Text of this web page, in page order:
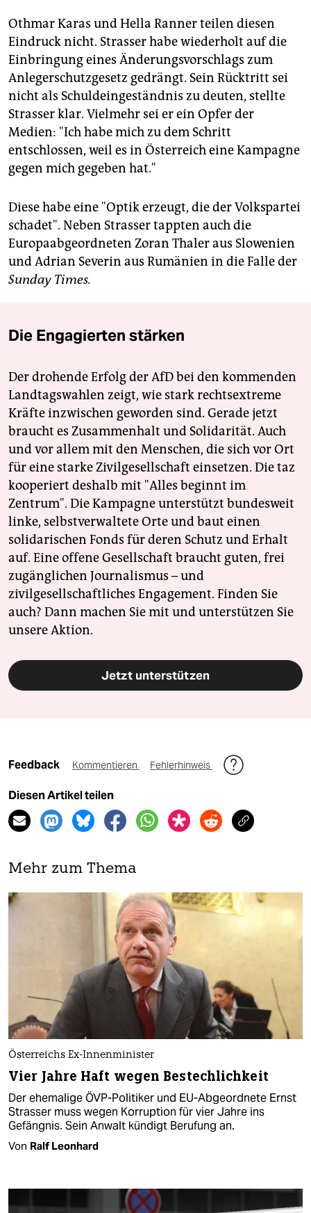
Othmar Karas und Hella Ranner teilen diesen
Eindruck nicht. Strasser habe wiederholt auf die
Einbringung eines Änderungsvorschlags zum
Anlegerschutzgesetz gedrängt. Sein Rücktritt sei
nicht als Schuldeingeständnis zu deuten, stellte
Strasser klar. Vielmehr sei er ein Opfer der
Medien: "Ich habe mich zu dem Schritt
entschlossen, weil es in Österreich eine Kampagne
gegen mich gegeben hat."
Diese habe eine "Optik erzeugt, die der Volkspartei
schadet". Neben Strasser tappten auch die
Europaabgeordneten Zoran Thaler aus Slowenien
und Adrian Severin aus Rumänien in die Falle der
Sunday Times.
Die Engagierten stärken
Der drohende Erfolg der AfD bei den kommenden
Landtagswahlen zeigt, wie stark rechtsextreme
Kräfte inzwischen geworden sind. Gerade jetzt
braucht es Zusammenhalt und Solidarität. Auch
und vor allem mit den Menschen, die sich vor Ort
für eine starke Zivilgesellschaft einsetzen. Die taz
kooperiert deshalb mit "Alles beginnt im
Zentrum". Die Kampagne unterstützt bundesweit
linke, selbstverwaltete Orte und baut einen
solidarischen Fonds für deren Schutz und Erhalt
auf. Eine offene Gesellschaft braucht guten, frei
zugänglichen Journalismus – und
zivilgesellschaftliches Engagement. Finden Sie
auch? Dann machen Sie mit und unterstützen Sie
unsere Aktion.
Jetzt unterstützen
Feedback Kommentieren Fehlerhinweis
Diesen Artikel teilen
Mehr zum Thema
Österreichs Ex-Innenminister
Vier Jahre Haft wegen Bestechlichkeit
Der ehemalige ÖVP-Politiker und EU-Abgeordnete Ernst
Strasser muss wegen Korruption für vier Jahre ins
Gefängnis. Sein Anwalt kündigt Berufung an.
Von Ralf Leonhard